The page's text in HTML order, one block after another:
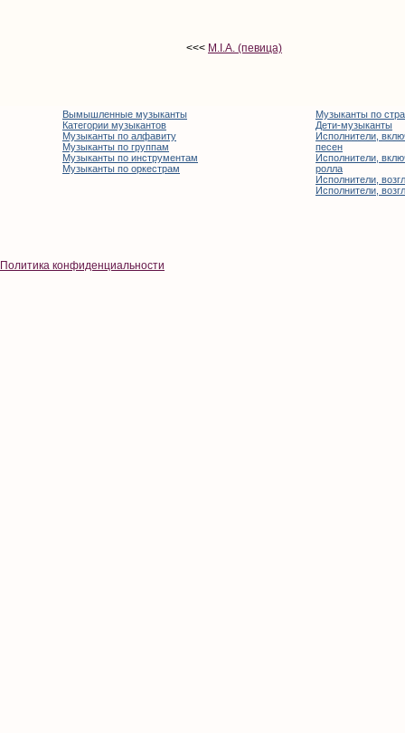
<<< M.I.A. (певица)
Вымышленные музыканты
Категории музыкантов
Музыканты по алфавиту
Музыканты по группам
Музыканты по инструментам
Музыканты по оркестрам
Музыканты по
Дети-музыканты
Исполнители,
песен
Исполнители,
ролла
Исполнители,
Исполнители,
Политика конфиденциальности